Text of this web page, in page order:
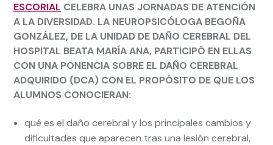
ESCORIAL CELEBRA UNAS JORNADAS DE ATENCIÓN
A LA DIVERSIDAD. LA NEUROPSICÓLOGA BEGOÑA
GONZÁLEZ, DE LA UNIDAD DE DAÑO CEREBRAL DEL
HOSPITAL BEATA MARÍA ANA, PARTICIPÓ EN ELLAS
CON UNA PONENCIA SOBRE EL DAÑO CEREBRAL
ADQUIRIDO (DCA) CON EL PROPÓSITO DE QUE LOS
ALUMNOS CONOCIERAN:
qué es el daño cerebral y los principales cambios y
dificultades que aparecen tras una lesión cerebral,